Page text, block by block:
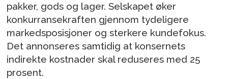
pakker, gods og lager. Selskapet øker
konkurransekraften gjennom tydeligere
markedsposisjoner og sterkere kundefokus.
Det annonseres samtidig at konsernets
indirekte kostnader skal reduseres med 25
prosent.